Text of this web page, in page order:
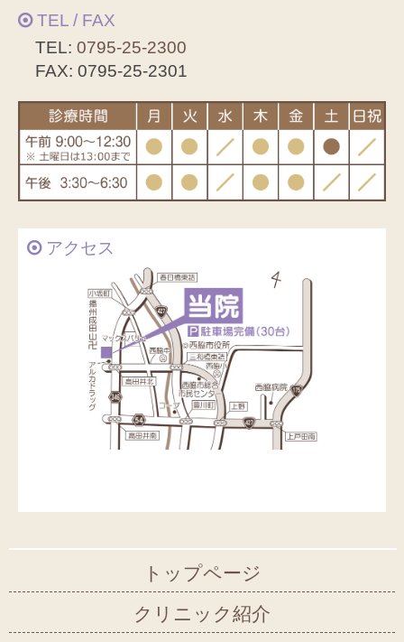
TEL / FAX
TEL:0795-25-2300
FAX: 0795-25-2301
アクセス
トップページ
クリニック紹介